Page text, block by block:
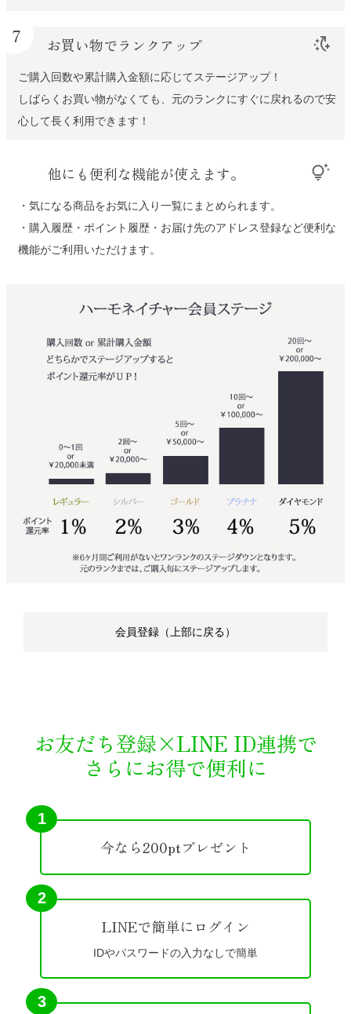
7 お買い物でランクアップ switch_access_shortcut_add
ご購入回数や累計購入金額に応じてステージアップ！
しばらくお買い物がなくても、元のランクにすぐに戻れるので安
心して長く利用できます！
他にも便利な機能が使えます。 tips_and_updates
・気になる商品をお気に入り一覧にまとめられます。
・購入履歴・ポイント履歴・お届け先のアドレス登録など便利な
機能がご利用いただけます。
会員登録（上部に戻る）
お友だち登録×LINE ID連携で
さらにお得で便利に
1
今なら200ptプレゼント
2
LINEで簡単にログイン
IDやパスワードの入力なしで簡単
3